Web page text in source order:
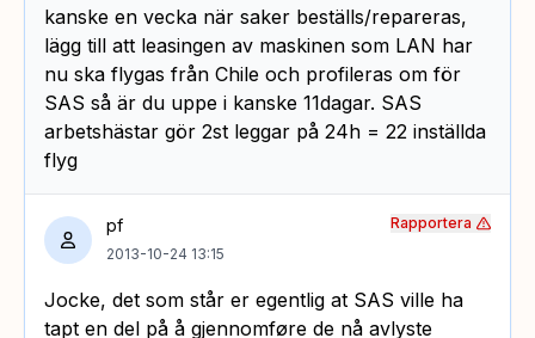
kanske en vecka när saker beställs/repareras,
lägg till att leasingen av maskinen som LAN har
nu ska flygas från Chile och profileras om för
SAS så är du uppe i kanske 11dagar. SAS
arbetshästar gör 2st leggar på 24h = 22 inställda
flyg
pf
2013-10-24 13:15
Jocke, det som står er egentlig at SAS ville ha
tapt en del på å gjennomføre de nå avlyste
Rapportera